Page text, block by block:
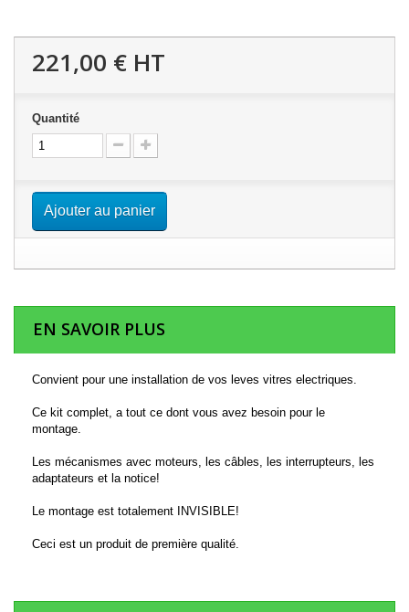
221,00 € HT
Quantité
Ajouter au panier
EN SAVOIR PLUS
Convient pour une installation de vos leves vitres electriques.
Ce kit complet, a tout ce dont vous avez besoin pour le
montage.
Les mécanismes avec moteurs, les câbles, les interrupteurs, les
adaptateurs et la notice!
Le montage est totalement INVISIBLE!
Ceci est un produit de première qualité.